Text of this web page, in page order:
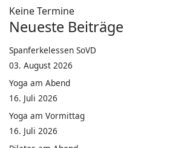
Keine Termine
Neueste Beiträge
Spanferkelessen SoVD
03. August 2026
Yoga am Abend
16. Juli 2026
Yoga am Vormittag
16. Juli 2026